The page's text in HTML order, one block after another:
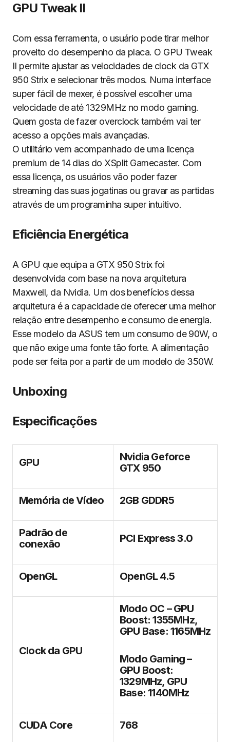
GPU Tweak II
Com essa ferramenta, o usuário pode tirar melhor
proveito do desempenho da placa. O GPU Tweak
II permite ajustar as velocidades de clock da GTX
950 Strix e selecionar três modos. Numa interface
super fácil de mexer, é possível escolher uma
velocidade de até 1329MHz no modo gaming.
Quem gosta de fazer overclock também vai ter
acesso a opções mais avançadas.
O utilitário vem acompanhado de uma licença
premium de 14 dias do XSplit Gamecaster. Com
essa licença, os usuários vão poder fazer
streaming das suas jogatinas ou gravar as partidas
através de um programinha super intuitivo.
Eficiência Energética
A GPU que equipa a GTX 950 Strix foi
desenvolvida com base na nova arquitetura
Maxwell, da Nvidia. Um dos benefícios dessa
arquitetura é a capacidade de oferecer uma melhor
relação entre desempenho e consumo de energia.
Esse modelo da ASUS tem um consumo de 90W, o
que não exige uma fonte tão forte. A alimentação
pode ser feita por a partir de um modelo de 350W.
Unboxing
Especificações
GPU
Nvidia Geforce
GTX 950
Memória de Vídeo 2GB GDDR5
Padrão de
conexão
PCI Express 3.0
OpenGL OpenGL 4.5
Clock da GPU
Modo OC – GPU
Boost: 1355MHz,
GPU Base: 1165MHz
Modo Gaming –
GPU Boost:
1329MHz, GPU
Base: 1140MHz
CUDA Core 768